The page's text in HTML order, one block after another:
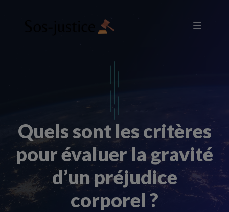
Menu
Quels sont les critères
pour évaluer la gravité
d’un préjudice
corporel ?